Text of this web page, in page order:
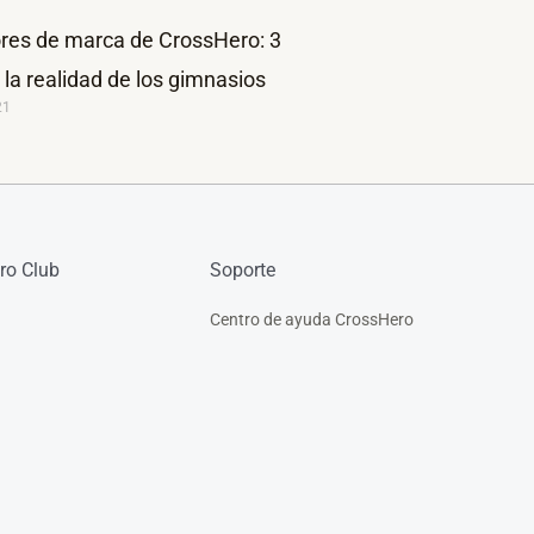
de marca de CrossHero: 3
realidad de los gimnasios
Club Soporte
Centro de ayuda CrossHero